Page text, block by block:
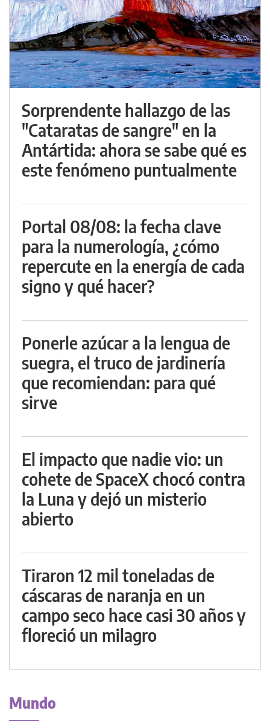
Sorprendente hallazgo de las
"Cataratas de sangre" en la
Antártida: ahora se sabe qué es
este fenómeno puntualmente
Portal 08/08: la fecha clave
para la numerología, ¿cómo
repercute en la energía de cada
signo y qué hacer?
Ponerle azúcar a la lengua de
suegra, el truco de jardinería
que recomiendan: para qué
sirve
El impacto que nadie vio: un
cohete de SpaceX chocó contra
la Luna y dejó un misterio
abierto
Tiraron 12 mil toneladas de
cáscaras de naranja en un
campo seco hace casi 30 años y
floreció un milagro
Mundo